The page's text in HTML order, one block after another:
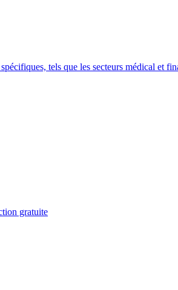
tels que les secteurs médical et
gratuite